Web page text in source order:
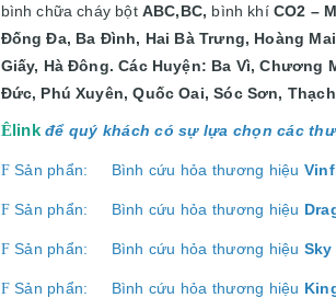
bình chữa cháy bột ABC,BC, bình khí CO2 –
Đống Đa, Ba Đình, Hai Bà Trưng, Hoàng
Giấy, Hà Đông. Các Huyện: Ba Vì,
Đức, Phú Xuyên, Quốc Oai, Sóc Sơn,
Êlink để quý khách có sự lựa chọn các
FSản phẩn: Bình cứu hỏa thương hiệu
FSản phẩn: Bình cứu hỏa thương hiệu
FSản phẩn: Bình cứu hỏa thương hiệu Sky
FSản phẩn: Bình cứu hỏa thương hiệu